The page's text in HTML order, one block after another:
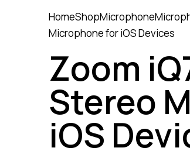
HomeShopMicrophone
Microphone for iOS Devices
Zoom
Stereo
iOS